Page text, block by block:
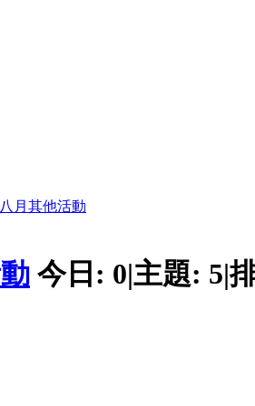
八月其他活動
今日: 0|主題: 5|